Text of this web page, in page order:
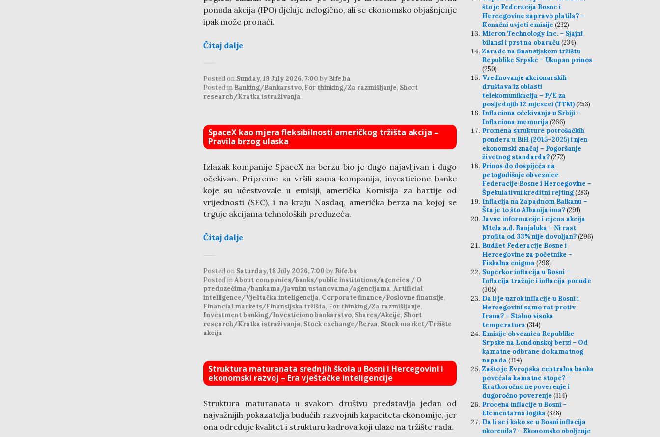
ponuda akcija (IPO) djeluje nelogično, ali se ekonomsko objašnjenje
ipak može pronaći.
Čitaj dalje
Posted on Sunday, 19 July 2026, 7:00 by Bife.ba
Posted in Banking/Bankarstvo, For thinking/Za razmišljanje, Short
research/Kratka istraživanja
SpaceX kao mjera fleksibilnosti američkog tržišta akcija –
Pravila brzog ulaska
Izlazak kompanije SpaceX na berzu bio je dugo najavljivan i dugo
očekivan. Pripreme su vršili sama kompanija, investicione banke
koje su učestvovale u emisiji, američka Komisija za hartije od
vrijednosti (SEC), i na kraju Nasdaq, američka berza na kojoj se
trguje akcijama tehnoloških preduzeća.
Čitaj dalje
Posted on Saturday, 18 July 2026, 7:00 by Bife.ba
Posted inAbout companies/banks/public institutions/agencies / O
preduzećima/bankama/javnim ustanovama/agencijama, Artificial
intelligence/Vještačka inteligencija, Corporate finance/Poslovne finansije,
Financial markets/Finansijska tržišta, For thinking/Za razmišljanje,
Investment banking/Investiciono bankarstvo, Shares/Akcije, Short
research/Kratka istraživanja, Stock exchange/Berza, Stock market/Tržište
akcija
Struktura maturanata srednjih škola u Bosni i Hercegovini i
ekonomski razvoj – Era vještačke inteligencije
Struktura maturanata u svakom društvu predstavlja jedan od
najvažnijih pokazatelja budućih razvojnih kapaciteta ekonomije, jer
ona određuje kvalitet i strukturu kadrova koji ulaze na tržište rada.
što je Federacija Bosne i
Hercegovine zapravo platila? –
Konačni uvjeti emisije (232)
Micron Technology Inc. – Sjajni
bilansi i prst na obaraču(234)
Zarade na finansijskom tržištu
Republike Srpske – Ukupan prinos
(250)
Vrednovanje akcionarskih
društava iz oblasti
telekomunikacija – P/E za
posljednjih 12 mjeseci (TTM)(253)
Inflaciona očekivanja u Srbiji –
Inflaciona memorija (266)
Promena strukture potrošačkih
pondera u BiH (2015–2025) i njen
ekonomski značaj – Pogoršanje
životnog standarda?(272)
Prinos do dospijeća na
petogodišnje obveznice
Federacije Bosne i Hercegovine –
Špekulativni kreditni rejting(283)
Inflacija na Zapadnom Balkanu –
Šta je to što Albanija ima?(291)
Javne informacije i cijena akcija
Mtela a.d. Banjaluka – Ni rast
profita od 33% nije dovoljan?(296)
Budžet Federacije Bosne i
Hercegovine za početnike –
Fiskalna enigma (298)
Superkor inflacija u Bosni –
Inflacija tražnje i inflacija ponude
(305)
Da li je uzrok inflacije u Bosni i
Hercegovini samo rat protiv
Irana? – Stalno visoka
temperatura (314)
Emisije obveznica Republike
Srpske na Londonskoj berzi – Od
kamatne odbrane do kamatnog
napada (314)
Zašto je Evropska centralna banka
povećala kamatne stope? –
Kratkoročno nepoverenje i
dugoročno poverenje (314)
Procena inflacije u Bosni –
Elementarna logika (328)
Da li se i kako se u Bosni inflacija
ukorenila? – Ekonomsko oboljenje